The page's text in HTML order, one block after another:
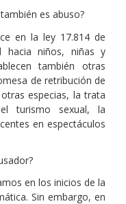
es abuso?
en la ley 17.814 de
hacia niños, niñas y
también otras
de retribución de
especias, la trata
turismo sexual, la
en espectáculos
en los inicios de la
Sin embargo, en